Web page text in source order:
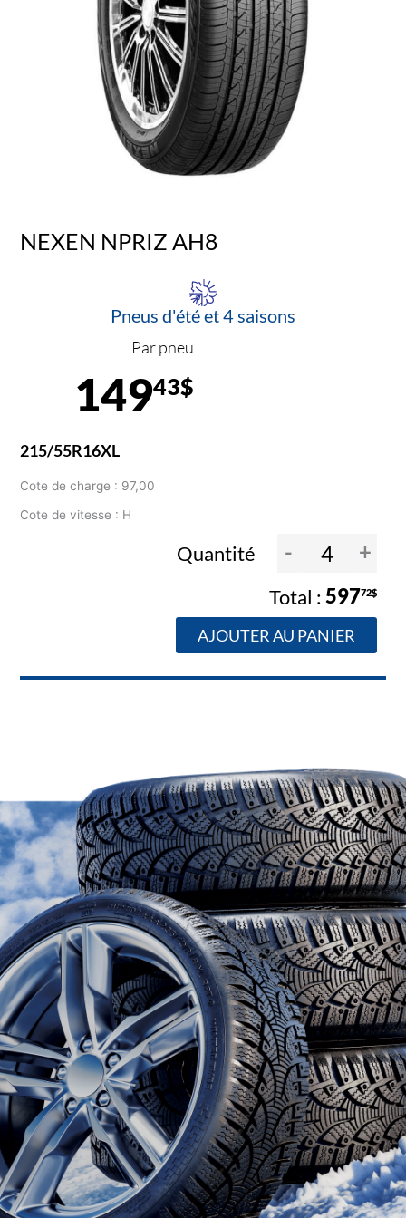
NEXEN NPRIZ AH8
Pneus d'été et 4 saisons
Par pneu
14943$
215/55R16XL
Cote de charge : 97,00
Cote de vitesse : H
Quantité - +
59772$
AJOUTER AU PANIER